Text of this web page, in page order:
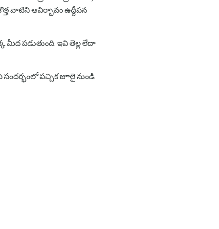
వాటిని ఆవిర్భావం ఉద్దీపన
మీద పడుతుంది. ఇవి తెల్ల లేదా
పచ్చిక జూలై నుండి